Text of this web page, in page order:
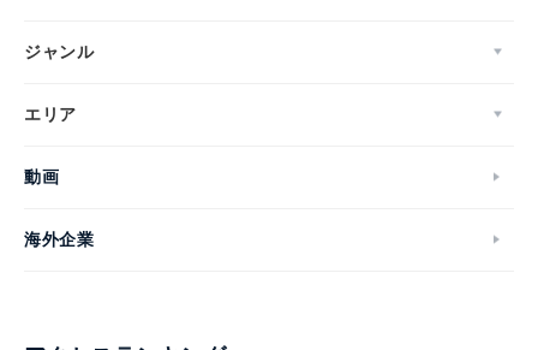
ジャンル
エリア
動画
海外企業